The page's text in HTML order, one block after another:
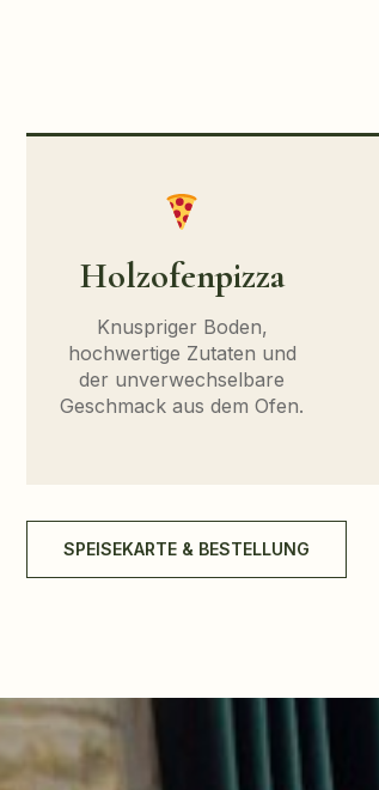
Holzofenpizza
Knuspriger Boden,
hochwertige Zutaten und
der unverwechselbare
Geschmack aus dem Ofen.
SPEISEKARTE & BESTELLUNG